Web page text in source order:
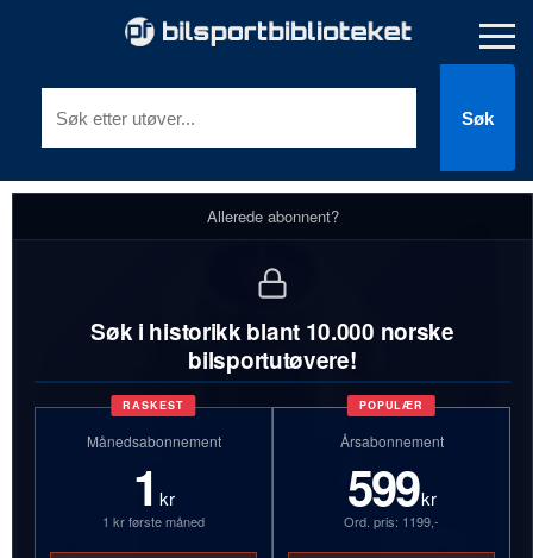
Søk
Allerede abonnent?
Søk i historikk blant 10.000 norske
bilsportutøvere!
RASKEST
Månedsabonnement
1 kr
1 kr første måned
POPULÆR
Årsabonnement
599kr
Ord. pris: 1199,-